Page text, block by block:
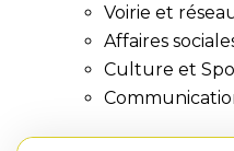
Voirie et
Affaires
Culture et